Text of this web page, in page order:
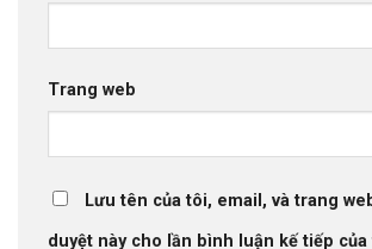
Trang web
Lưu tên của tôi, email, và trang
duyệt này cho lần bình luận kế tiếp của